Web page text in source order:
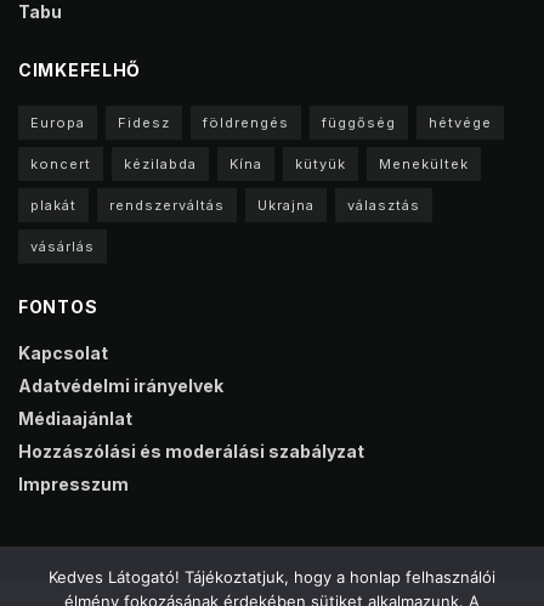
Tabu
CIMKEFELHŐ
Europa Fidesz földrengés függőség hétvége
koncert kézilabda Kína kütyük Menekültek
plakát rendszerváltás Ukrajna választás
vásárlás
FONTOS
Kapcsolat
Adatvédelmi irányelvek
Médiaajánlat
Hozzászólási és moderálási szabályzat
Impresszum
Kedves Látogató! Tájékoztatjuk, hogy a honlap felhasználói
élmény fokozásának érdekében sütiket alkalmazunk. A